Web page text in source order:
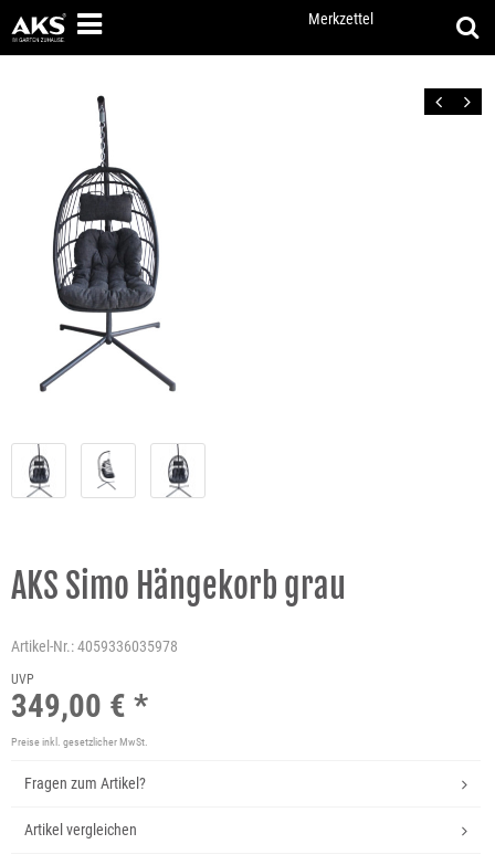
Merkzettel
Zurück Vor
AKS Simo Hängekorb grau
Artikel-Nr.:4059336035978
UVP
349,00 € *
Preise inkl. gesetzlicher MwSt.
Fragen zum Artikel?
Artikel vergleichen